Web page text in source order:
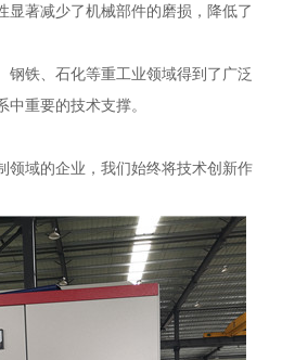
显著减少了机械部件的磨损，降低了
钢铁、石化等重工业领域得到了广泛
重要的技术支撑。
领域的企业，我们始终将技术创新作